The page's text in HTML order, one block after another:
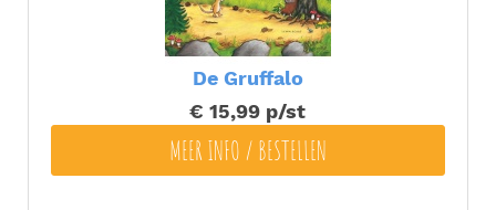
De Gruffalo
€ 15,99 p/st
MEER INFO / BESTELLEN